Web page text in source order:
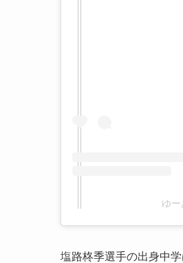
ゆ
塩路柊季選手の出身中